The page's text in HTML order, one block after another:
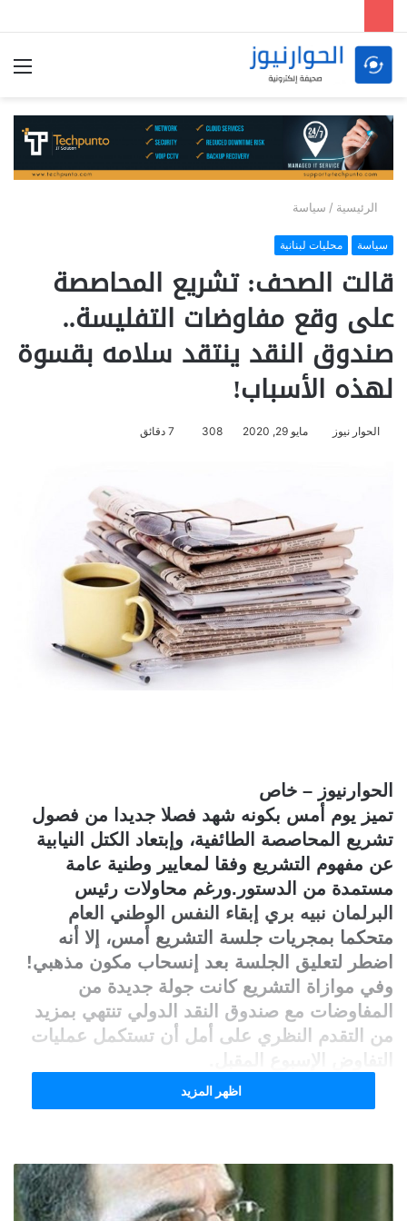
الرئيسية / سياسة
سياسة محليات لبنانية
قالت الصحف: تشريع المحاصصة
على وقع مفاوضات التفليسة..
صندوق النقد ينتقد سلامه بقسوة
لهذه الأسباب!
الحوار نيوز مايو 29, 2020 308
الحوارنيوز – خاص
تميز يوم أمس بكونه شهد فصلا جديدا من فصول
تشريع المحاصصة الطائفية، وإبتعاد الكتل النيابية
عن مفهوم التشريع وفقا لمعايير وطنية عامة
مستمدة من الدستور.ورغم محاولات رئيس
البرلمان نبيه بري إبقاء النفس الوطني العام
متحكما بمجريات جلسة التشريع أمس، إلا أنه
اضطر لتعليق الجلسة بعد إنسحاب مكون مذهبي!
وفي موازاة التشريع كانت جولة جديدة من
المفاوضات مع صندوق النقد الدولي تنتهي بمزيد
من التقدم النظري على أمل أن تستكمل عمليات
كيف عكست مجمل هذه الأوضاع صحف اليوم؟
• صحيفة "النهار" عنونت:" العفو رهينة الانقسام
التي انعقدت أمس للمرة الثانية في قصر
الاونيسكو، خارج مقر المجلس في ساحة النجمة،
اظهر المزيد